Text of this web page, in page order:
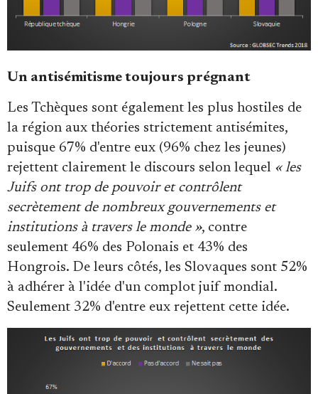
Un antisémitisme toujours prégnant
Les Tchèques sont également les plus hostiles de
la région aux théories strictement antisémites,
puisque 67% d'entre eux (96% chez les jeunes)
rejettent clairement le discours selon lequel « les
Juifs ont trop de pouvoir et contrôlent
secrètement de nombreux gouvernements et
institutions à travers le monde », contre
seulement 46% des Polonais et 43% des
Hongrois. De leurs côtés, les Slovaques sont 52%
à adhérer à l'idée d'un complot juif mondial.
Seulement 32% d'entre eux rejettent cette idée.